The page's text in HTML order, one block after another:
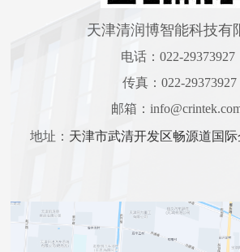
天津清润博智能科技有
电话：022-29373927
传真：022-29373927
邮箱：
地址： 天津市武清开发区畅源道国际